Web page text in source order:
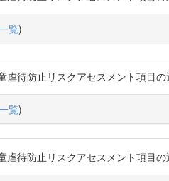
覧)
虐待防止リスクアセスメント項
覧)
虐待防止リスクアセスメント項